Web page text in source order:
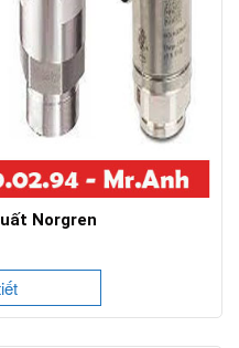
Norgren